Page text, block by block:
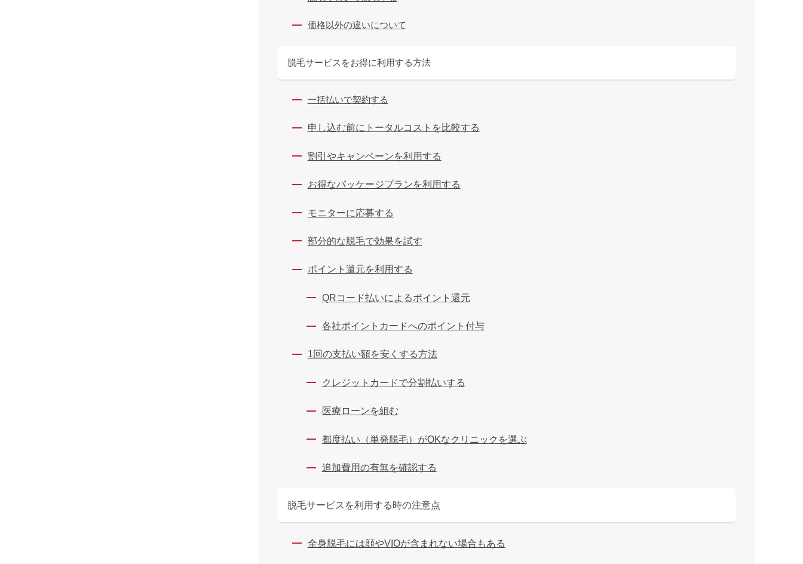
価格以外の違いについて
脱毛サービスをお得に利用する方法
一括払いで契約する
申し込む前にトータルコストを比較する
割引やキャンペーンを利用する
お得なパッケージプランを利用する
モニターに応募する
部分的な脱毛で効果を試す
ポイント還元を利用する
QRコード払いによるポイント還元
各社ポイントカードへのポイント付与
1回の支払い額を安くする方法
クレジットカードで分割払いする
医療ローンを組む
都度払い（単発脱毛）がOKなクリニックを選ぶ
追加費用の有無を確認する
脱毛サービスを利用する時の注意点
全身脱毛には顔やVIOが含まれない場合もある